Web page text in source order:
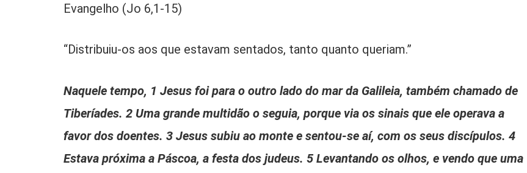
Evangelho (Jo 6,1-15)
“Distribuiu-os aos que estavam sentados, tanto quanto queriam.”
Naquele tempo, 1 Jesus foi para o outro lado do mar da Galileia, também chamado de
Tiberíades. 2 Uma grande multidão o seguia, porque via os sinais que ele operava a
favor dos doentes. 3 Jesus subiu ao monte e sentou-se aí, com os seus discípulos. 4
Estava próxima a Páscoa, a festa dos judeus. 5 Levantando os olhos, e vendo que uma